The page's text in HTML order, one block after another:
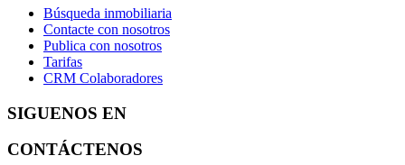
Búsqueda inmobiliaria
Contacte con nosotros
Publica con nosotros
Tarifas
CRM Colaboradores
SIGUENOS EN
CONTÁCTENOS